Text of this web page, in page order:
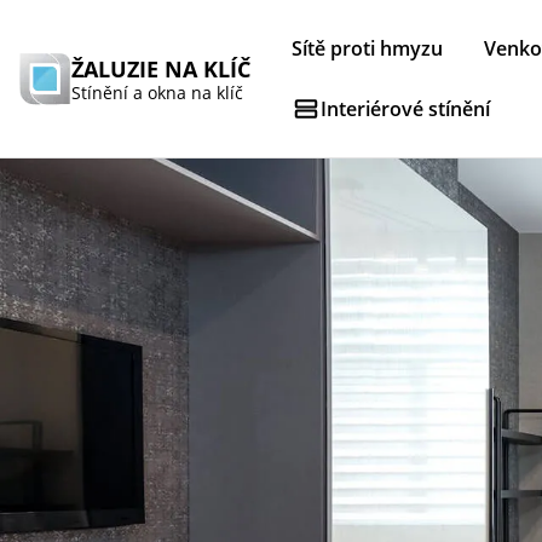
ŽALUZIE NA KLÍČ
Stínění a okna na klíč
Sítě proti hmyzu
Interiérové stínění